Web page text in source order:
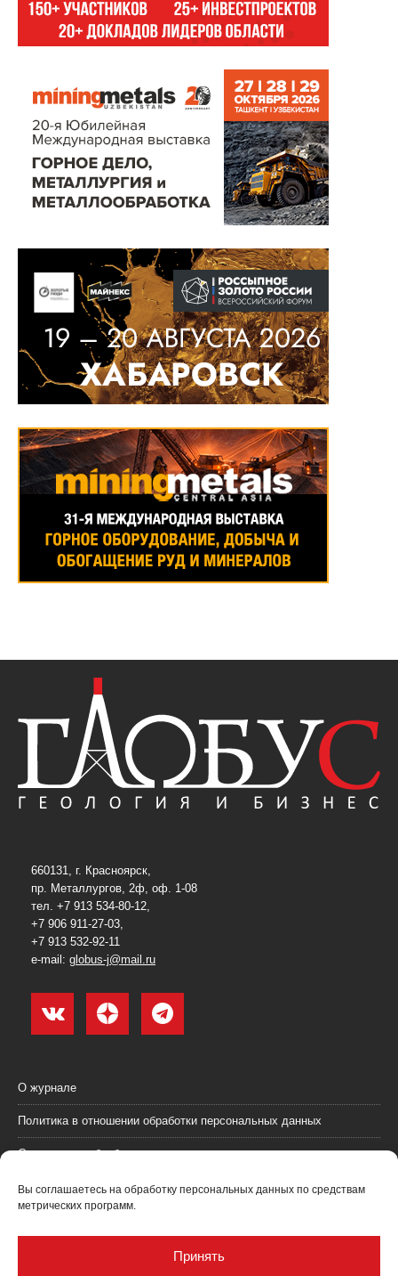
Вы соглашаетесь на обработку персональных данных по средствам
метрических программ.
Принять
660131, г. Красноярск,
пр. Металлургов, 2ф, оф. 1-08
тел. +7 913 534-80-12,
+7 906 911-27-03,
+7 913 532-92-11
e-mail: globus-j@mail.ru
О журнале
Политика в отношении обработки персональных данных
Согласие на обработку персональных данных
Пользовательское соглашение (оферта)